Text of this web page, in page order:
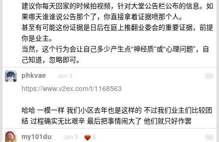
建议你每天回家的时候拍视频，针对大堂公告栏公布的信息。如
果哪天谁谁说公告那个了，你直接拿着证据喷那个人。
甚至有可能这份证据是日后在庭上推翻业委会的重要证据，前提
你是业主。
当然，这个行为会让自己多少产生点“神经质”或“心理问题”，自
己知道，忽略即可。
11
phkvae Jun 3
https://www.v2ex.com/t/1168563
哈哈 一模一样 我们小区去年也是这样的 不过我们业主们比较团
结 过程确实无比艰辛 最后把事情闹大了 他们就只好作罢
12
my101du Jun 3 3